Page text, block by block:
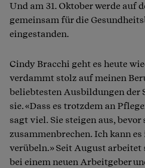
Und am 31. Oktober werde auf
gemeinsam für die
eingestanden.
Cindy Bracchi geht es heute
verdammt stolz auf meinen
beliebtesten Ausbildungen der
sie. «Dass es trotzdem an
sagt viel. Sie steigen aus, bevor
zusammenbrechen. Ich kann
verübeln.» Seit August arbeitet
bei einem neuen Arbeitgeber